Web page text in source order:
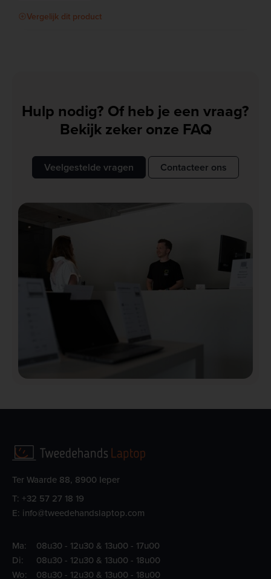
Vergelijk dit product
Hulp nodig? Of heb je een vraag?
Bekijk zeker onze FAQ
Veelgestelde vragen Contacteer ons
Ter Waarde 88, 8900 Ieper
T: +32 57 27 18 19
E: info@tweedehandslaptop.com
Ma:
08u30 - 12u30 & 13u00 - 17u00
Di:
08u30 - 12u30 & 13u00 - 18u00
Wo:
08u30 - 12u30 & 13u00 - 18u00